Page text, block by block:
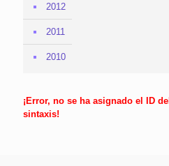
2012
2011
2010
¡Error, no se ha asignado el ID
sintaxis!